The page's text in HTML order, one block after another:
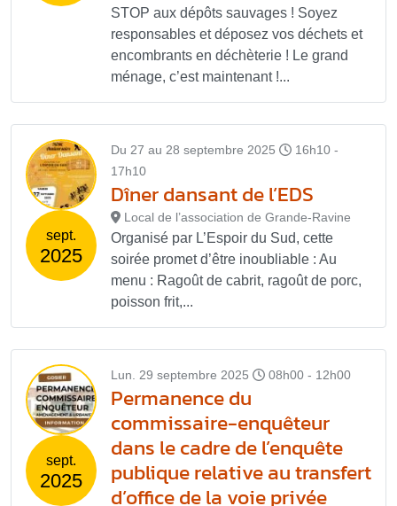
STOP aux dépôts sauvages ! Soyez
responsables et déposez vos déchets et
encombrants en déchèterie ! Le grand
ménage, c’est maintenant !...
sept.
2025
Du 27 au 28 septembre 2025
16h10 -
17h10
Dîner dansant de l’EDS
Local de l’association de Grande-Ravine
Organisé par L’Espoir du Sud, cette
soirée promet d’être inoubliable : Au
menu : Ragoût de cabrit, ragoût de porc,
poisson frit,...
sept.
2025
Lun. 29 septembre 2025 08h00 - 12h00
Permanence du
commissaire-enquêteur
dans le cadre de l’enquête
publique relative au transfert
d’office de la voie privée